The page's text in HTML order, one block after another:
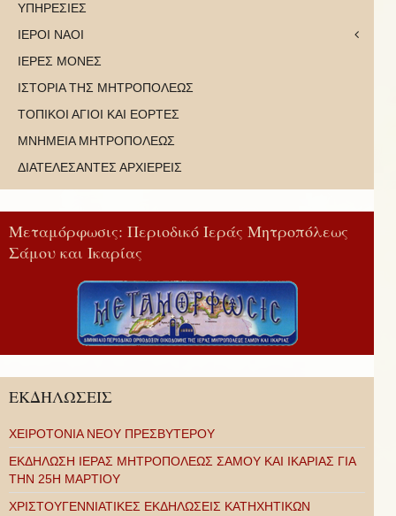
ΥΠΗΡΕΣΙΕΣ
ΙΕΡΟΙ ΝΑΟΙ
ΙΕΡΕΣ ΜΟΝΕΣ
ΙΣΤΟΡΙΑ ΤΗΣ ΜΗΤΡΟΠΟΛΕΩΣ
ΤΟΠΙΚΟΙ ΑΓΙΟΙ ΚΑΙ ΕΟΡΤΕΣ
ΜΝΗΜΕΙΑ ΜΗΤΡΟΠΟΛΕΩΣ
ΔΙΑΤΕΛΕΣΑΝΤΕΣ ΑΡΧΙΕΡΕΙΣ
Μεταμόρφωσις: Περιοδικό Ιεράς Μητροπόλεως
Σάμου και Ικαρίας
ΕΚΔΗΛΩΣΕΙΣ
ΧΕΙΡΟΤΟΝΙΑ ΝΕΟΥ ΠΡΕΣΒΥΤΕΡΟΥ
ΕΚΔΗΛΩΣΗ ΙΕΡΑΣ ΜΗΤΡΟΠΟΛΕΩΣ ΣΑΜΟΥ ΚΑΙ ΙΚΑΡΙΑΣ ΓΙΑ
ΤΗΝ 25Η ΜΑΡΤΙΟΥ
ΧΡΙΣΤΟΥΓΕΝΝΙΑΤΙΚΕΣ ΕΚΔΗΛΩΣΕΙΣ ΚΑΤΗΧΗΤΙΚΩΝ